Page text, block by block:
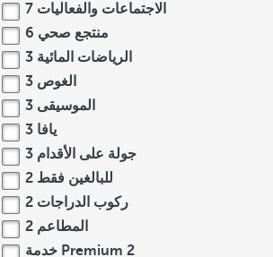
الاجتماعات والفعاليات 7
منتجع صحي 6
الرياضات المائية 3
الغوص 3
الموسيقى 3
يافا 3
جولة على الأقدام 3
للبالغين فقط 2
ركوب الدراجات 2
المطاعم 2
خدمة Premium 2